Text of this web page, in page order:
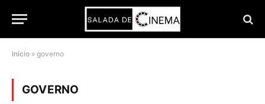
Início » governo
GOVERNO